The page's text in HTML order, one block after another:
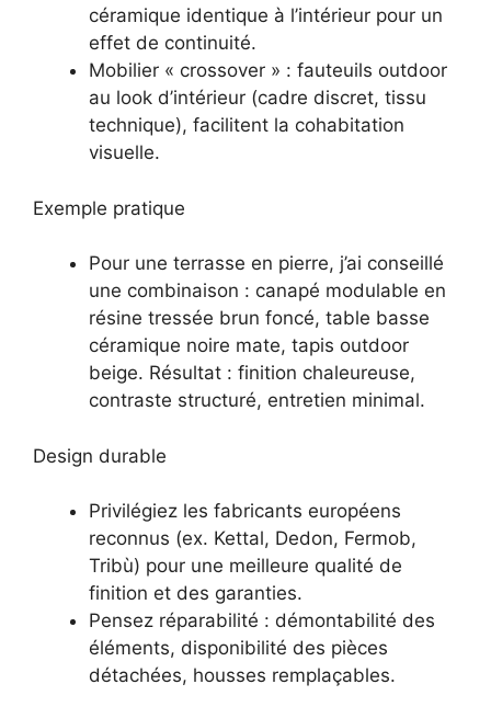
céramique identique à l’intérieur pour un
effet de continuité.
Mobilier « crossover » : fauteuils outdoor
au look d’intérieur (cadre discret, tissu
technique), facilitent la cohabitation
visuelle.
Exemple pratique
Pour une terrasse en pierre, j’ai conseillé
une combinaison : canapé modulable en
résine tressée brun foncé, table basse
céramique noire mate, tapis outdoor
beige. Résultat : finition chaleureuse,
contraste structuré, entretien minimal.
Design durable
Privilégiez les fabricants européens
reconnus (ex. Kettal, Dedon, Fermob,
Tribù) pour une meilleure qualité de
finition et des garanties.
Pensez réparabilité : démontabilité des
éléments, disponibilité des pièces
détachées, housses remplaçables.